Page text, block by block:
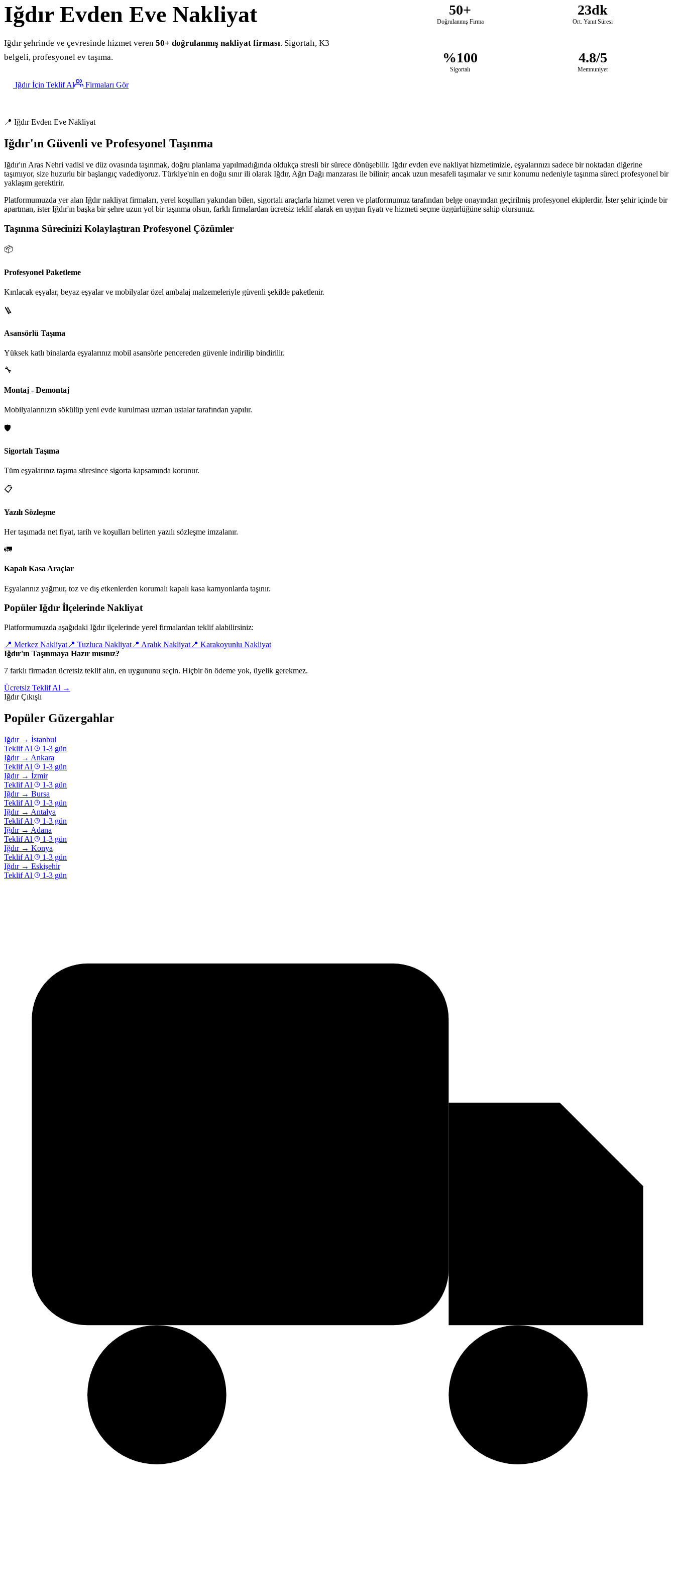
Iğdır Evden Eve Nakliyat
Iğdır şehrinde ve çevresinde hizmet veren 50+ doğrulanmış nakliyat firması. Sigortalı, K3
belgeli, profesyonel ev taşıma.
Iğdır İçin Teklif Al Firmaları Gör
50+
Doğrulanmış Firma
23dk
Ort. Yanıt Süresi
%100
Sigortalı
4.8/5
Memnuniyet
📍 Iğdır Evden Eve Nakliyat
Iğdır'ın Güvenli ve Profesyonel Taşınma
Iğdır'ın Aras Nehri vadisi ve düz ovasında taşınmak, doğru planlama yapılmadığında oldukça stresli bir sürece dönüşebilir. Iğdır evden eve nakliyat hizmetimizle, eşyalarınızı sadece bir noktadan diğerine
taşımıyor, size huzurlu bir başlangıç vadediyoruz. Türkiye'nin en doğu sınır ili olarak Iğdır, Ağrı Dağı manzarası ile bilinir; ancak uzun mesafeli taşımalar ve sınır konumu nedeniyle taşınma süreci profesyonel bir
yaklaşım gerektirir.
Platformumuzda yer alan Iğdır nakliyat firmaları, yerel koşulları yakından bilen, sigortalı araçlarla hizmet veren ve platformumuz tarafından belge onayından geçirilmiş profesyonel ekiplerdir. İster şehir içinde bir
apartman, ister Iğdır'ın başka bir şehre uzun yol bir taşınma olsun, farklı firmalardan ücretsiz teklif alarak en uygun fiyatı ve hizmeti seçme özgürlüğüne sahip olursunuz.
Taşınma Sürecinizi Kolaylaştıran Profesyonel Çözümler
📦
Profesyonel Paketleme
Kırılacak eşyalar, beyaz eşyalar ve mobilyalar özel ambalaj malzemeleriyle güvenli şekilde paketlenir.
🪜
Asansörlü Taşıma
Yüksek katlı binalarda eşyalarınız mobil asansörle pencereden güvenle indirilip bindirilir.
🔧
Montaj - Demontaj
Mobilyalarınızın sökülüp yeni evde kurulması uzman ustalar tarafından yapılır.
🛡️
Sigortalı Taşıma
Tüm eşyalarınız taşıma süresince sigorta kapsamında korunur.
📋
Yazılı Sözleşme
Her taşımada net fiyat, tarih ve koşulları belirten yazılı sözleşme imzalanır.
🚛
Kapalı Kasa Araçlar
Eşyalarınız yağmur, toz ve dış etkenlerden korumalı kapalı kasa kamyonlarda taşınır.
Popüler Iğdır İlçelerinde Nakliyat
Platformumuzda aşağıdaki Iğdır ilçelerinde yerel firmalardan teklif alabilirsiniz:
📍 Merkez Nakliyat 📍 Tuzluca Nakliyat 📍 Aralık Nakliyat 📍 Karakoyunlu Nakliyat
Iğdır'ın Taşınmaya Hazır mısınız?
7 farklı firmadan ücretsiz teklif alın, en uygununu seçin. Hiçbir ön ödeme yok, üyelik gerekmez.
Ücretsiz Teklif Al →
Iğdır Çıkışlı
Popüler Güzergahlar
Iğdır → İstanbul
Teklif Al
1-3 gün
Iğdır → Ankara
Teklif Al
1-3 gün
Iğdır → İzmir
Teklif Al
1-3 gün
Iğdır → Bursa
Teklif Al
1-3 gün
Iğdır → Antalya
Teklif Al
1-3 gün
Iğdır → Adana
Teklif Al
1-3 gün
Iğdır → Konya
Teklif Al
1-3 gün
Iğdır → Eskişehir
Teklif Al
1-3 gün